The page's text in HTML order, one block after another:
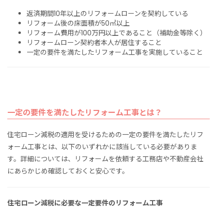
返済期間10年以上のリフォームローンを契約している
リフォーム後の床面積が50㎡以上
リフォーム費用が100万円以上であること（補助金等除く）
リフォームローン契約者本人が居住すること
一定の要件を満たしたリフォーム工事を実施していること
一定の要件を満たしたリフォーム工事とは？
住宅ローン減税の適用を受けるための一定の要件を満たしたリフ
ォーム工事とは、以下のいずれかに該当している必要がありま
す。詳細については、リフォームを依頼する工務店や不動産会社
にあらかじめ確認しておくと安心です。
住宅ローン減税に必要な一定要件のリフォーム工事